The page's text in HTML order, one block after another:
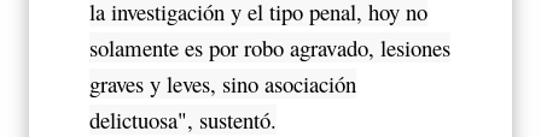
la investigación y el tipo penal, hoy no
solamente es por robo agravado, lesiones
graves y leves, sino asociación
delictuosa", sustentó.